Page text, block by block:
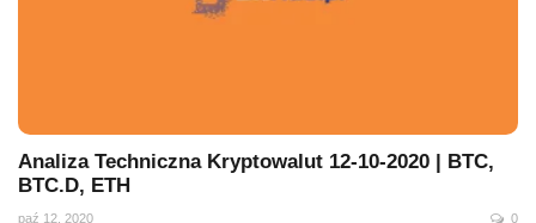
Analiza Techniczna Kryptowalut 12-10-2020 | BTC,
BTC.D, ETH
paź 12, 2020 0